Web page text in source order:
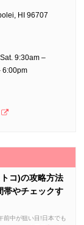
HI 96707
9:30am –
6:00pm
コ)の攻略方法
帯やチェックす
前中が狙い目!日本でも